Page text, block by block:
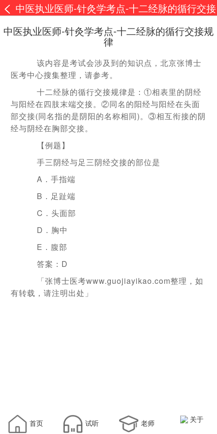
中医执业医师-针灸学考点-十二经脉的循行交接
规律
中医执业医师-针灸学考点-十二经脉的循行交接规
律
该内容是考试会涉及到的知识点，北京张博士
医考中心搜集整理，请参考。
十二经脉的循行交接规律是：①相表里的阴经
与阳经在四肢末端交接。②同名的阳经与阳经在头面
部交接(同名指的是阴阳的名称相同)。③相互衔接的阴
经与阴经在胸部交接。
【例题】
手三阴经与足三阴经交接的部位是
A．手指端
B．足趾端
C．头面部
D．胸中
E．腹部
答案：D
「张博士医考www.guojiayikao.com整理，如
有转载，请注明出处」
首页 试听 老师 关于